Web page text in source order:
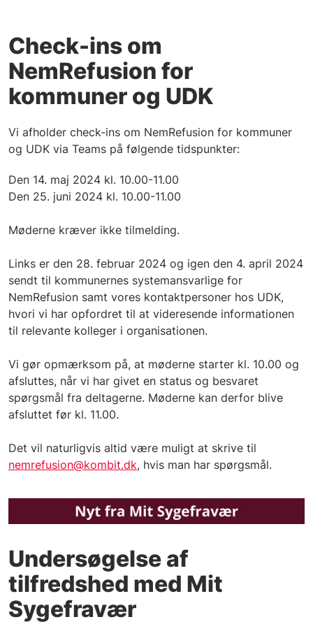
Check-ins om
NemRefusion for
kommuner og UDK
Vi afholder check-ins om NemRefusion for kommuner
og UDK via Teams på følgende tidspunkter:
Den 14. maj 2024 kl. 10.00-11.00
Den 25. juni 2024 kl. 10.00-11.00
Møderne kræver ikke tilmelding.
Links er den 28. februar 2024 og igen den 4. april 2024
sendt til kommunernes systemansvarlige for
NemRefusion samt vores kontaktpersoner hos UDK,
hvori vi har opfordret til at videresende informationen
til relevante kolleger i organisationen.
Vi gør opmærksom på, at møderne starter kl. 10.00 og
afsluttes, når vi har givet en status og besvaret
spørgsmål fra deltagerne. Møderne kan derfor blive
afsluttet før kl. 11.00.
Det vil naturligvis altid være muligt at skrive til
nemrefusion@kombit.dk, hvis man har spørgsmål.
Undersøgelse af
tilfredshed med Mit
Sygefravær